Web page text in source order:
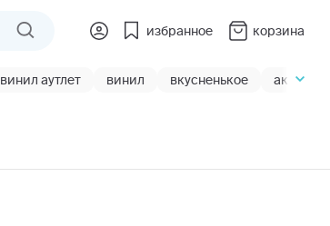
избранное корзина
винил аутлет винил вкусненькое акции